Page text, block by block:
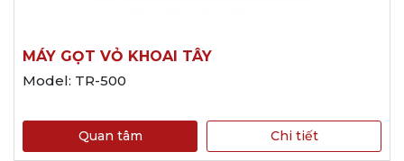
MÁY GỌT VỎ KHOAI TÂY
Model: TR-500
Quan tâm Chi tiết